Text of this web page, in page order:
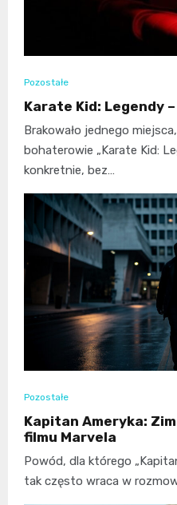
Pozostałe
Karate Kid: Legendy
Brakowało jednego
bohaterowie „Karate Kid:
konkretnie, bez…
Pozostałe
Kapitan Ameryka:
filmu Marvela
Powód, dla którego
tak często wraca w